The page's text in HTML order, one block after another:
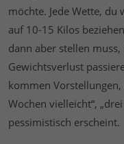
möchte. Jede Wette,
auf 10-15 Kilos
dann aber stellen
Gewichtsverlust
kommen
Wochen vielleicht“,
pessimistisch erscheint.